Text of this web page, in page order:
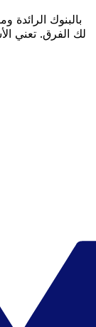
لك الفرق. تعني